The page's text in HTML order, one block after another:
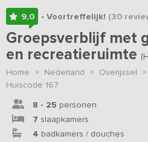
9,0 • Voortreffelijk! (30
Groepsverblijf met
en recreatieruimte
Home > Nederland > Overijssel >
Huiscode 167
8 - 25 personen
7 slaapkamers
4 badkamers / douches